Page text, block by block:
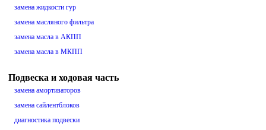
замена жидкости гур
замена масляного фильтра
замена масла в АКПП
замена масла в МКПП
Подвеска и ходовая часть
замена амортизаторов
замена сайлентблоков
диагностика подвески